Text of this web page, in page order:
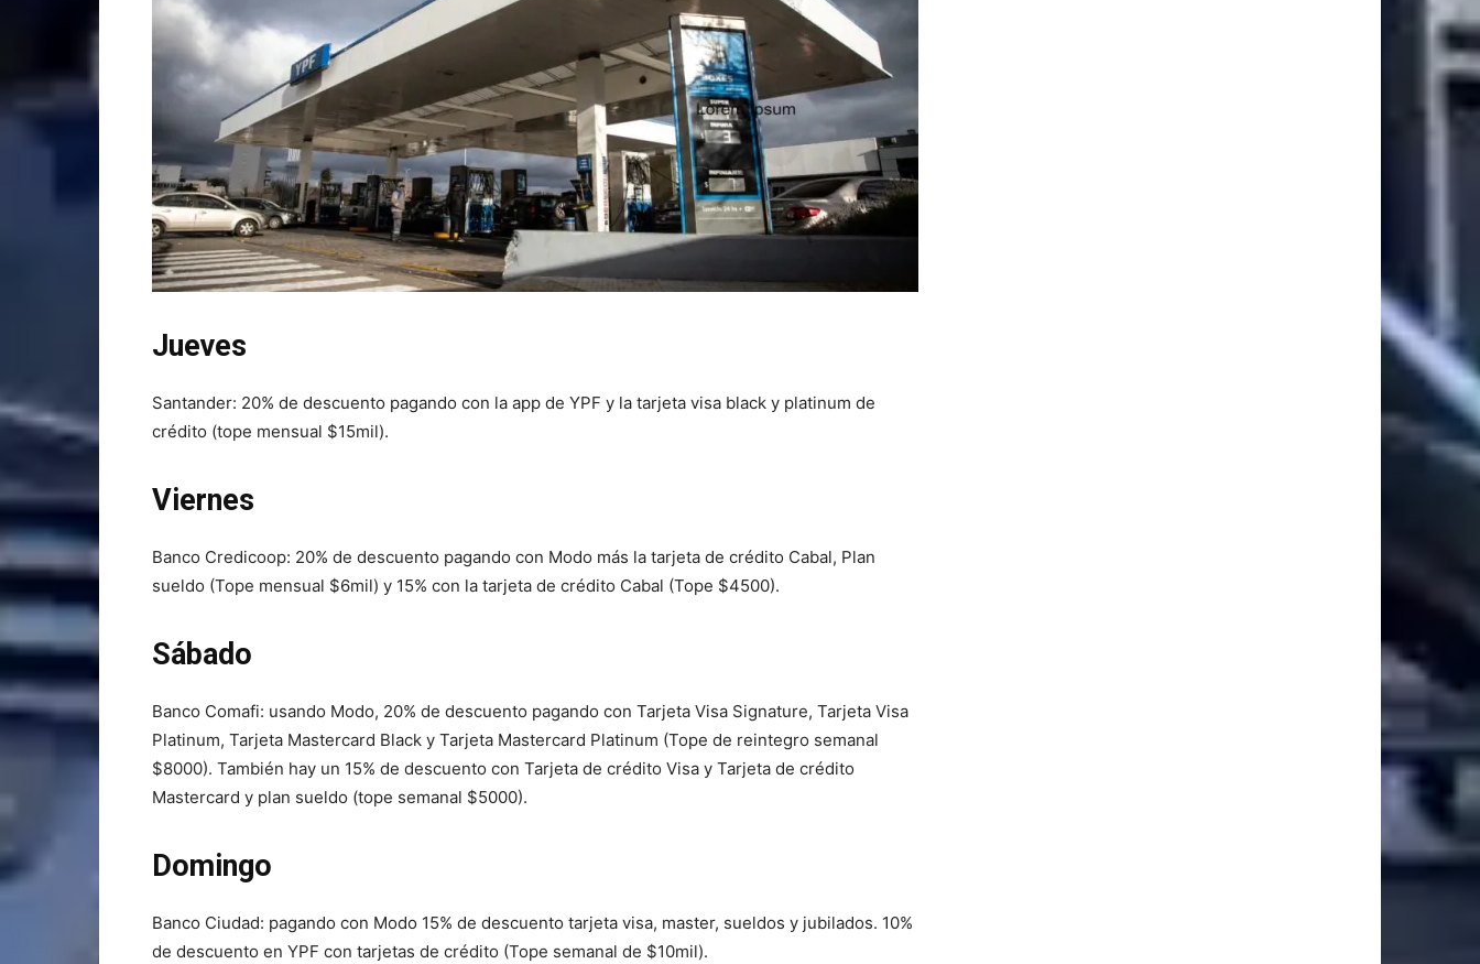
Jueves
Santander: 20% de descuento pagando con la app de YPF y la tarjeta visa black y platinum de
crédito (tope mensual $15mil).
Viernes
Banco Credicoop: 20% de descuento pagando con Modo más la tarjeta de crédito Cabal, Plan
sueldo (Tope mensual $6mil) y 15% con la tarjeta de crédito Cabal (Tope $4500).
Sábado
Banco Comafi: usando Modo, 20% de descuento pagando con Tarjeta Visa Signature, Tarjeta Visa
Platinum, Tarjeta Mastercard Black y Tarjeta Mastercard Platinum (Tope de reintegro semanal
$8000). También hay un 15% de descuento con Tarjeta de crédito Visa y Tarjeta de crédito
Mastercard y plan sueldo (tope semanal $5000).
Domingo
Banco Ciudad: pagando con Modo 15% de descuento tarjeta visa, master, sueldos y jubilados. 10%
de descuento en YPF con tarjetas de crédito (Tope semanal de $10mil).